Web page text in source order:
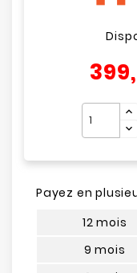
Payez en
12 mois
9 mois